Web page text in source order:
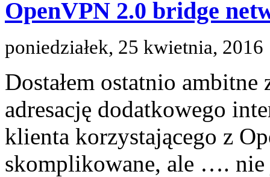
OpenVPN 2.0 bridge
poniedziałek, 25 kwietnia, 2016
Dostałem ostatnio
adresację dodatkowego
klienta korzystającego z
skomplikowane, ale ….